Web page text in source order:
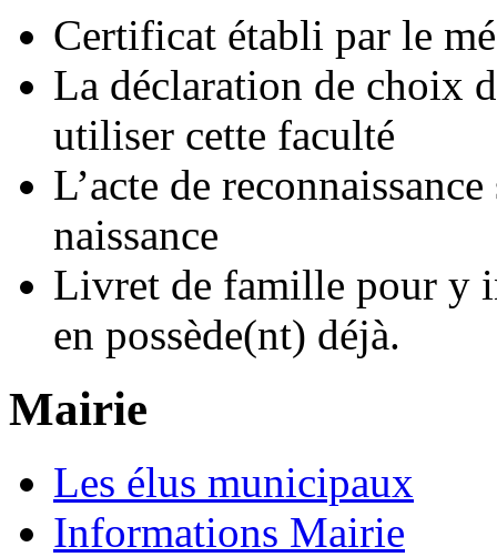
Certificat établi par le
La déclaration de choix
utiliser cette faculté
L’acte de
naissance
Livret de famille pour y
en possède(nt) déjà.
Mairie
Les élus municipaux
Informations Mairie